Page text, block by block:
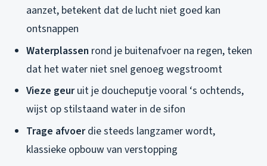
aanzet, betekent dat de lucht niet goed kan
ontsnappen
Waterplassen rond je buitenafvoer na regen, teken
dat het water niet snel genoeg wegstroomt
Vieze geuruit je doucheputje vooral ‘s ochtends,
wijst op stilstaand water in de sifon
Trage afvoerdie steeds langzamer wordt,
klassieke opbouw van verstopping